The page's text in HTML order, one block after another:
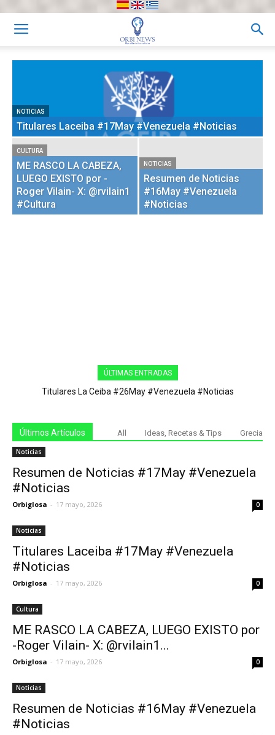
NOTICIAS
Resumen de Noticias #17May
#Venezuela #Noticias
NOTICIAS
Titulares Laceiba #17May #Venezuela #Noticias
CULTURA
ME RASCO LA CABEZA,
LUEGO EXISTO por -
Roger Vilain- X: @rvilain1
#Cultura
NOTICIAS
Resumen de Noticias
#16May #Venezuela
#Noticias
ÚLTIMAS ENTRADAS
Titulares La Ceiba #26May #Venezuela #Noticias
Últimos Artículos All Ideas, Recetas & Tips Grecia
Noticias
Resumen de Noticias #17May #Venezuela
#Noticias
Orbiglosa - 17 mayo, 2026 0
Noticias
Titulares Laceiba #17May #Venezuela
#Noticias
Orbiglosa - 17 mayo, 2026 0
Cultura
ME RASCO LA CABEZA, LUEGO EXISTO por
-Roger Vilain- X: @rvilain1...
Orbiglosa - 17 mayo, 2026 0
Noticias
Resumen de Noticias #16May #Venezuela
#Noticias